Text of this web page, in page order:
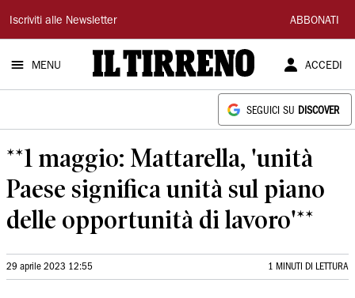
Il
Tirreno
Iscriviti alle Newsletter ABBONATI
MENU ACCEDI
SEGUICI SU DISCOVER
**1 maggio: Mattarella, 'unità
Paese significa unità sul piano
delle opportunità di lavoro'**
29 aprile 2023 12:55 1 MINUTI DI LETTURA